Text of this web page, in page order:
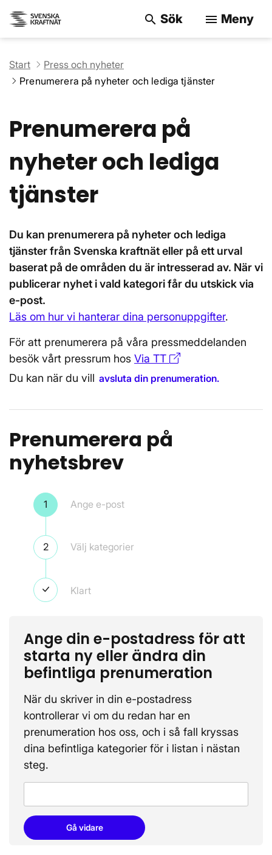
search Sök menu Meny
Start
Press och nyheter
Prenumerera på nyheter och lediga tjänster
Prenumerera på
nyheter och lediga
tjänster
Du kan prenumerera på nyheter och lediga
tjänster från Svenska kraftnät eller på ett urval
baserat på de områden du är intresserad av. När vi
publicerar nyhet i vald kategori får du utskick via
e-post.
Läs om hur vi hanterar dina personuppgifter.
För att prenumerera på våra pressmeddelanden
besök vårt pressrum hos Via TT
Du kan när du vill avsluta din prenumeration.
Prenumerera på
nyhetsbrev
Steg 1
Ange e-post
Steg 2
Välj kategorier
Steg 3
Klart
Ange din e-postadress för att
starta ny eller ändra din
befintliga prenumeration
När du skriver in din e-postadress
kontrollerar vi om du redan har en
prenumeration hos oss, och i så fall kryssas
dina befintliga kategorier för i listan i nästan
steg.
Gå vidare